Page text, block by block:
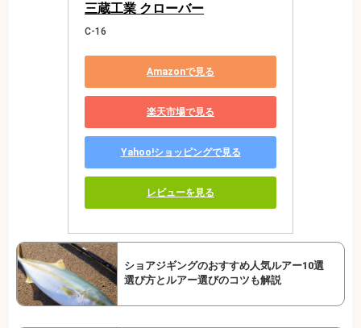
三蔵工業 クローバー
C-16
Amazonで見る
楽天市場で見る
Yahoo!ショッピングで見る
レビューを見る
ショアジギングのおすすめ人気ルアー10選
選び方とルアー選びのコツも解説